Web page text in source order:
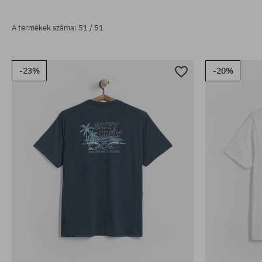
A termékek száma: 51 / 51
-23% -20%